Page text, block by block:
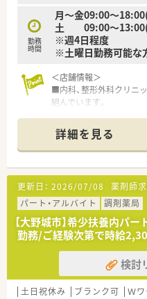
勤務
時間
月～金09:00～
土 09:00～13:00(
※週4日程度
※土曜日勤務可能な
＜店舗情報＞
■内科、整形外科クリニ
組んでいます。
介護用品もあります。
＜こんな薬局です＞
■福岡県春日市に本社を
開しております。調剤薬
内にあり、多角経営を行
■処方箋枚数の多い店舗
ます。
■在宅業務も積極的に取
法）製剤調製のためのク
舗もあります。
■気軽に来店しやすい薬
ェが併設している店舗が
詳細を見る
更新日： 2026/07/08 薬剤師求
パート・アルバイト
調剤薬局
【大野城市】希少扶養内パ
勤務/ご経験次第で時給
検討
土日祝休み ブランク可 Ｗ